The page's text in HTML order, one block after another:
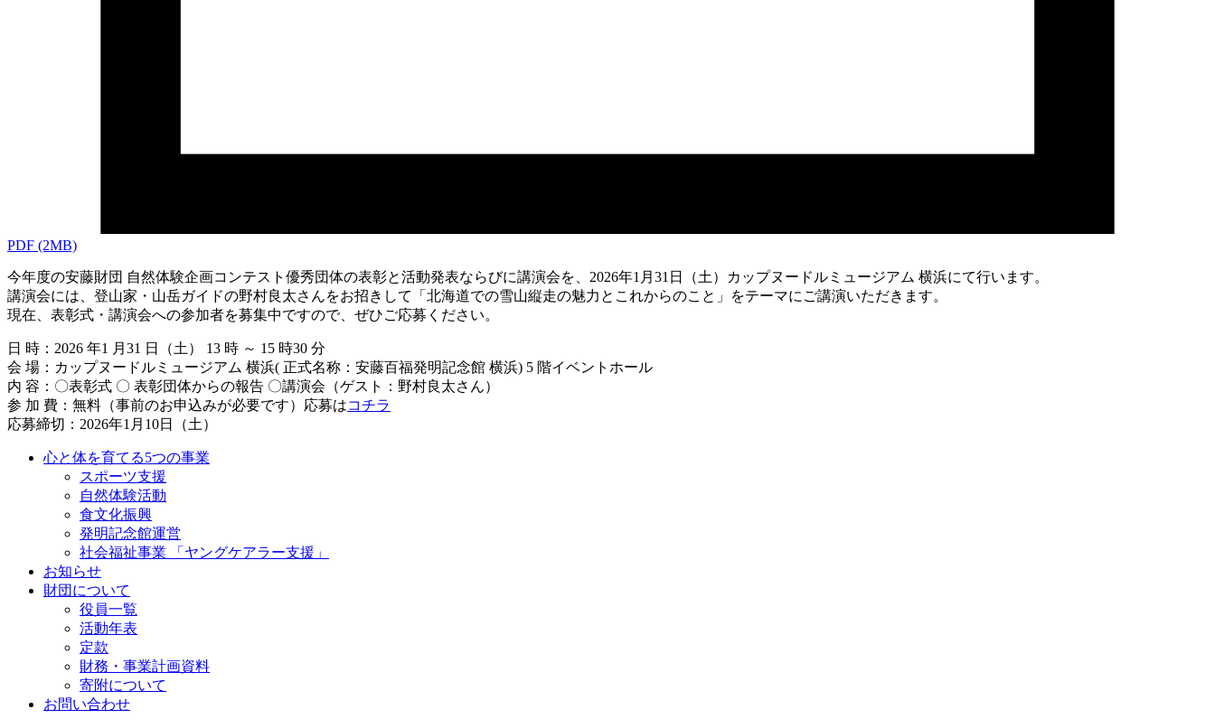
PDF (2MB)
今年度の安藤財団 自然体験企画コンテスト優秀団体の表彰と活動発表ならびに講演会を、2026年1月31日（土）カップヌードルミュージアム 横浜にて行います。
講演会には、登山家・山岳ガイドの野村良太さんをお招きして「北海道での雪山縦走の魅力とこれからのこと」をテーマにご講演いただきます。
現在、表彰式・講演会への参加者を募集中ですので、ぜひご応募ください。
日 時：2026 年1 月31 日（土） 13 時 ～ 15 時30 分
会 場：カップヌードルミュージアム 横浜( 正式名称：安藤百福発明記念館 横浜) 5 階イベントホール
内 容：〇表彰式 〇 表彰団体からの報告 〇講演会（ゲスト：野村良太さん）
参 加 費：無料（事前のお申込みが必要です）応募はコチラ
応募締切：2026年1月10日（土）
心と体を育てる5つの事業
スポーツ支援
自然体験活動
食文化振興
発明記念館運営
社会福祉事業 「ヤングケアラー支援」
お知らせ
財団について
役員一覧
活動年表
定款
財務・事業計画資料
寄附について
お問い合わせ